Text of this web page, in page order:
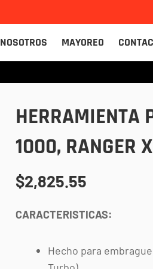
NOSOTROS MAYOREO
HERRAMIENTA
1000, RANGER
$2,825.55
CARACTERISTICAS:
Hecho para